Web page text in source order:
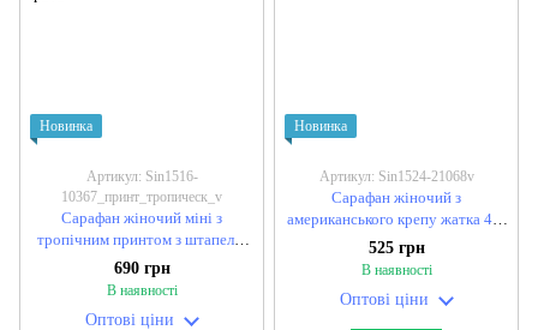
Новинка
Артикул: Sin1516-
10367_принт_тропическ_v
Сарафан жіночий міні з
тропічним принтом з штапелю
46-48, 50-52 "TONI" недорого
від прямого постачальника
690 грн
В наявності
Оптові ціни
Новинка
Артикул: Sin1524-21068v
Сарафан жіночий з
американського крепу жатка 42-
44, 46-48 (3кол) "MODNIKA"
недорого від прямого
525 грн
В наявності
Оптові ціни